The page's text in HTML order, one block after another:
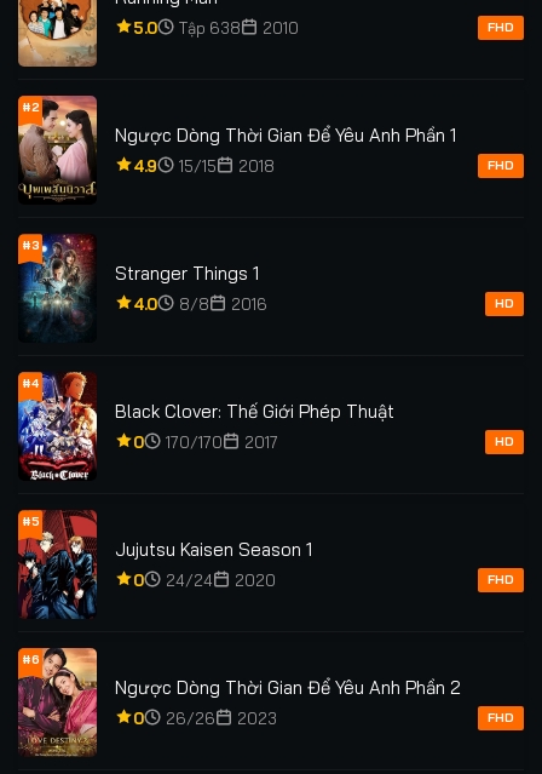
5.0 Tập 638 2010 FHD
#2
Ngược Dòng Thời Gian Để Yêu Anh Phần 1
4.9 15/15 2018 FHD
#3
Stranger Things 1
4.0 8/8 2016 HD
#4
Black Clover: Thế Giới Phép Thuật
0 170/170 2017 HD
#5
Jujutsu Kaisen Season 1
0 24/24 2020 FHD
#6
Ngược Dòng Thời Gian Để Yêu Anh Phần 2
0 26/26 2023 FHD